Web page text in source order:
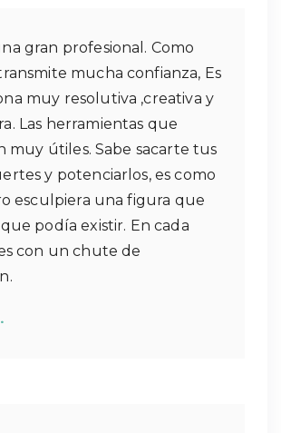
gran profesional. Como
mucha confianza, Es
muy resolutiva ,creativa y
Las herramientas que
muy útiles. Sabe sacarte tus
y potenciarlos, es como
esculpiera una figura que
podía existir. En cada
con un chute de